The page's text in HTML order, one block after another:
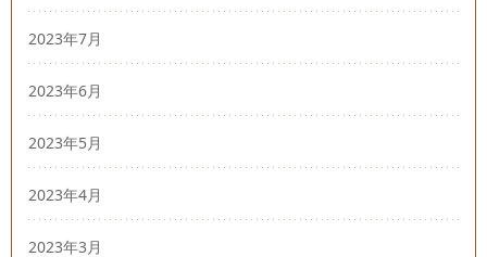
2023年7月
2023年6月
2023年5月
2023年4月
2023年3月